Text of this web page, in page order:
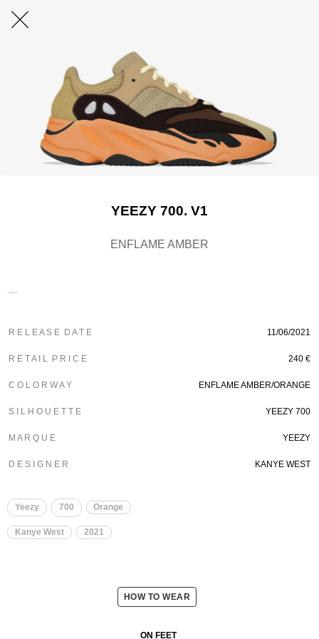
YEEZY 700. V1
ENFLAME AMBER
R E L E A S E D A T E 11/06/2021
R E T A I L P R I C E 240 €
C O L O R W A Y ENFLAME AMBER/ORANGE
S I L H O U E T T E YEEZY 700
M A R Q U E YEEZY
D E S I G N E R KANYE WEST
Yeezy 700 Orange
Kanye West 2021
HOW TO WEAR
ON FEET